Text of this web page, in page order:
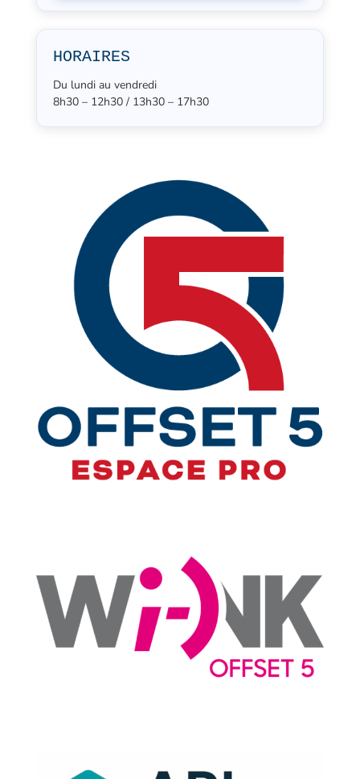
HORAIRES
Du lundi au vendredi
8h30 – 12h30 / 13h30 – 17h30